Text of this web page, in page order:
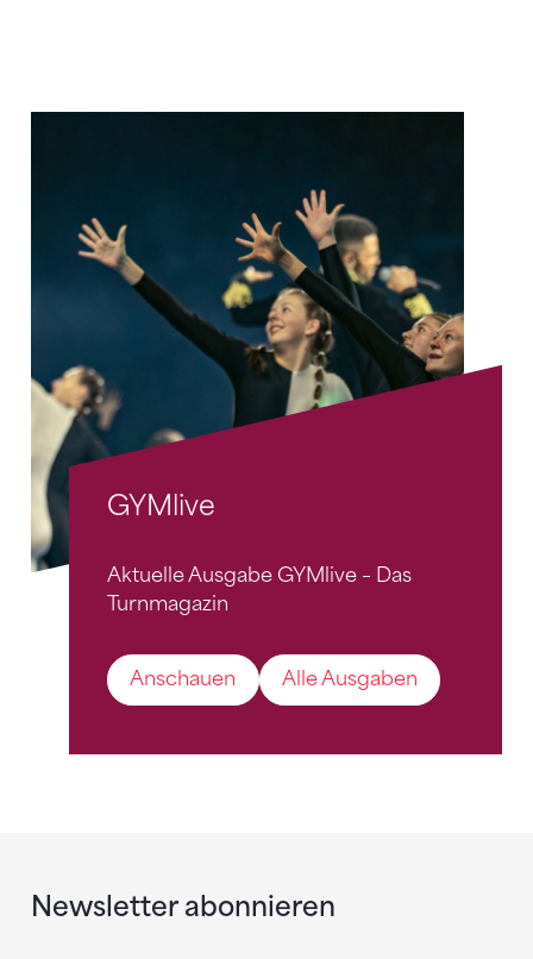
GYMlive
Aktuelle Ausgabe GYMlive – Das
Turnmagazin
Anschauen Alle Ausgaben
Newsletter abonnieren